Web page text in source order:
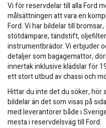
Vi för reservdelar till alla Ford
målsättningen att vara en
Ford. Vi har bildelar till
stötdämpare, tändstift,
instrumentbrädor. Vi erbjuder
detaljer som bagagemattor,
innertak inklusive klädslar för
ett stort utbud av chassi och
Hittar du inte det du söker, hör
bildelar än det som visas på
med leverantörer både i
mesta i reservdelsväg till Ford.